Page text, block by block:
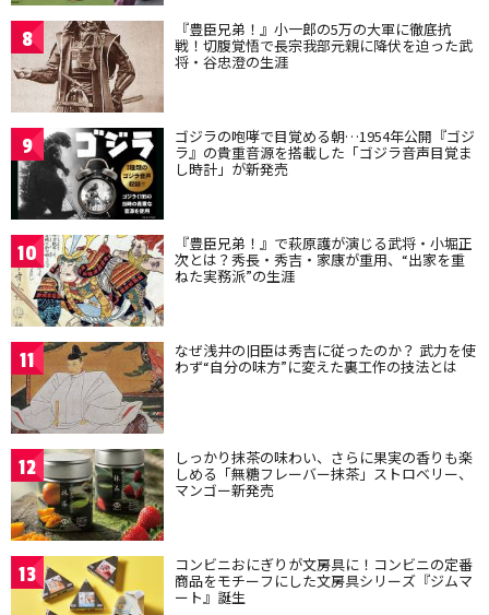
8 『豊臣兄弟！』小一郎の5万の大軍に徹底抗
戦！切腹覚悟で長宗我部元親に降伏を迫った武
将・谷忠澄の生涯
9 ゴジラの咆哮で目覚める朝…1954年公開『ゴジ
ラ』の貴重音源を搭載した「ゴジラ音声目覚ま
し時計」が新発売
10 『豊臣兄弟！』で萩原護が演じる武将・小堀正
次とは？秀長・秀吉・家康が重用、“出家を重
ねた実務派”の生涯
11 なぜ浅井の旧臣は秀吉に従ったのか？ 武力を使
わず“自分の味方”に変えた裏工作の技法とは
12 しっかり抹茶の味わい、さらに果実の香りも楽
しめる「無糖フレーバー抹茶」ストロベリー、
マンゴー新発売
13 コンビニおにぎりが文房具に！コンビニの定番
商品をモチーフにした文房具シリーズ『ジムマ
ート』誕生